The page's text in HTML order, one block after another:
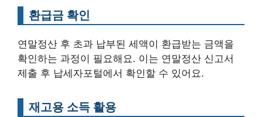
환급금 확인
연말정산 후 초과 납부된 세액이 환급받는 금액을
확인하는 과정이 필요해요. 이는 연말정산 신고서
제출 후 납세자포털에서 확인할 수 있어요.
재고용 소득 활용